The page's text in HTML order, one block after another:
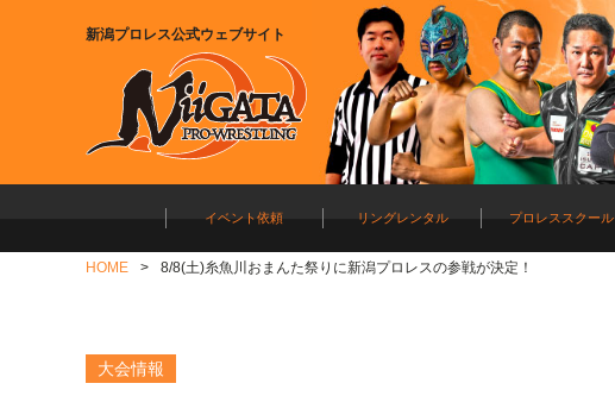
新潟プロレス公式ウェブサイト
イベント依頼 リングレンタル プロレススクール
HOME 8/8(土)糸魚川おまんた祭りに新潟プロレスの参戦が決定！
大会情報